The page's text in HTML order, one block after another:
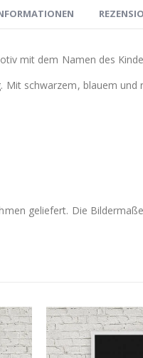
mit dem Namen des
Mit schwarzem, blauem und
geliefert. Die